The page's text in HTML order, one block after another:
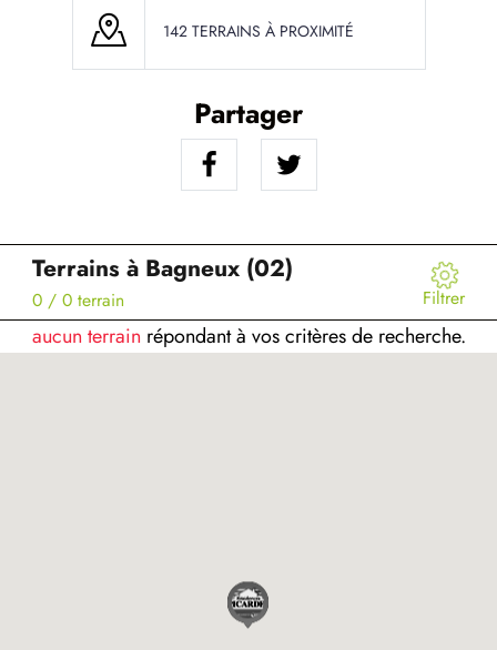
142 TERRAINS À PROXIMITÉ
Partager
Terrains à Bagneux (02)
0 / 0 terrain Filtrer
aucun terrain répondant à vos critères de recherche.